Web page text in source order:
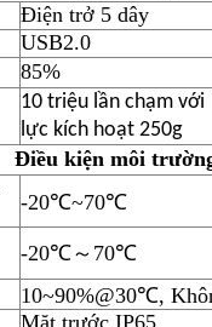
Điện trở 5 dây
USB2.0
85%
10 triệu lần chạm với
lực kích hoạt 250g
Điều kiện môi
-20℃~70℃
-20℃～ 70℃
10~90%@30℃,
Mặt trước IP65